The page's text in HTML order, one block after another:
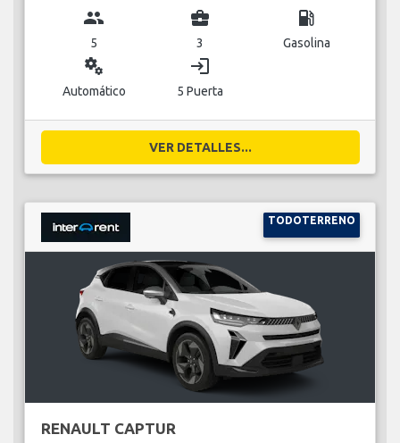
group
5
business_center
3
local_gas_station
Gasolina
miscellaneous_services
Automático
login
5 Puerta
VER DETALLES...
TODOTERRENO
RENAULT CAPTUR